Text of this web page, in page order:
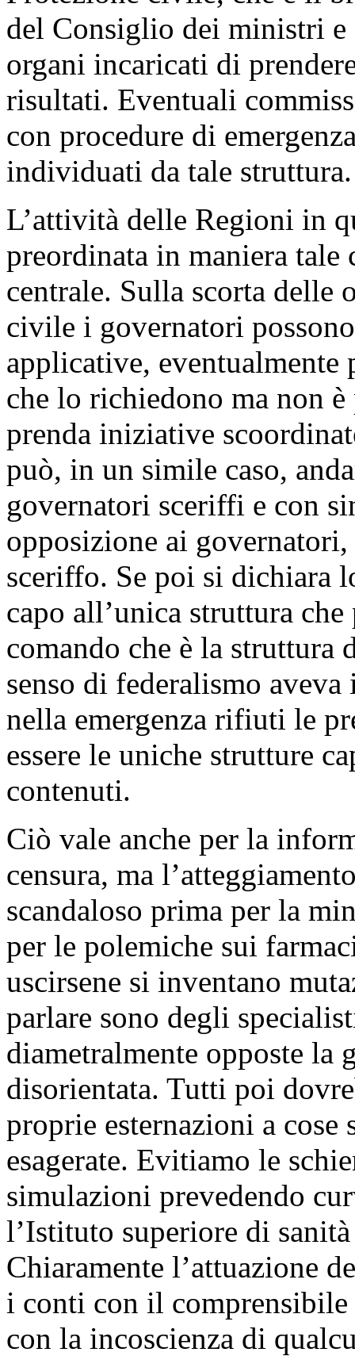
del Consiglio dei ministri
organi incaricati di
risultati. Eventuali
con procedure di
individuati da tale struttura.
L’attività delle Regioni in
preordinata in maniera
centrale. Sulla scorta delle
civile i governatori
applicative,
che lo richiedono ma non
prenda iniziative
può, in un simile caso,
governatori sceriffi e con
opposizione ai
sceriffo. Se poi si dichiara
capo all’unica struttura
comando che è la struttura
senso di federalismo
nella emergenza rifiuti le
essere le uniche strutture
contenuti.
Ciò vale anche per la
censura, ma
scandaloso prima per la
per le polemiche sui
uscirsene si inventano
parlare sono degli
diametralmente opposte la
disorientata. Tutti poi
proprie esternazioni a cose
esagerate. Evitiamo le
simulazioni prevedendo
l’Istituto superiore di
Chiaramente l’attuazione
i conti con il comprensibile
con la incoscienza di